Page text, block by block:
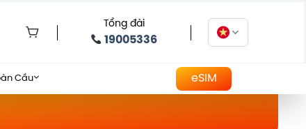
Tổng đài
19005336
Cầu eSIM